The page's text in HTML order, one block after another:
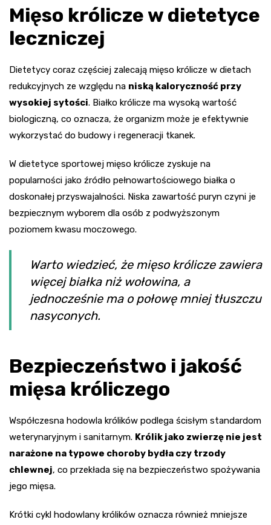
Mięso królicze w dietetyce
leczniczej
Dietetycy coraz częściej zalecają mięso królicze w dietach
redukcyjnych ze względu na niską kaloryczność przy
wysokiej sytości. Białko królicze ma wysoką wartość
biologiczną, co oznacza, że organizm może je efektywnie
wykorzystać do budowy i regeneracji tkanek.
W dietetyce sportowej mięso królicze zyskuje na
popularności jako źródło pełnowartościowego białka o
doskonałej przyswajalności. Niska zawartość puryn czyni je
bezpiecznym wyborem dla osób z podwyższonym
poziomem kwasu moczowego.
Warto wiedzieć, że mięso królicze zawiera
więcej białka niż wołowina, a
jednocześnie ma o połowę mniej tłuszczu
nasyconych.
Bezpieczeństwo i jakość
mięsa króliczego
Współczesna hodowla królików podlega ścisłym standardom
weterynaryjnym i sanitarnym. Królik jako zwierzę nie jest
narażone na typowe choroby bydła czy trzody
chlewnej, co przekłada się na bezpieczeństwo spożywania
jego mięsa.
Krótki cykl hodowlany królików oznacza również mniejsze